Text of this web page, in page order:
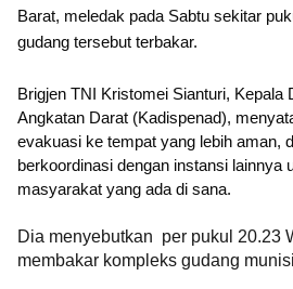
Barat, meledak pada Sabtu sekitar
gudang tersebut terbakar.
Brigjen TNI Kristomei Sianturi, Kepala
Angkatan Darat (Kadispenad),
evakuasi ke tempat yang lebih aman,
berkoordinasi dengan instansi lainnya
masyarakat yang ada di sana.
Dia menyebutkan per pukul 20.23
membakar kompleks gudang